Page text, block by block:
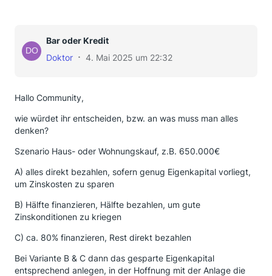
Bar oder Kredit
Doktor
4. Mai 2025 um 22:32
Hallo Community,
wie würdet ihr entscheiden, bzw. an was muss man alles
denken?
Szenario Haus- oder Wohnungskauf, z.B. 650.000€
A) alles direkt bezahlen, sofern genug Eigenkapital vorliegt,
um Zinskosten zu sparen
B) Hälfte finanzieren, Hälfte bezahlen, um gute
Zinskonditionen zu kriegen
C) ca. 80% finanzieren, Rest direkt bezahlen
Bei Variante B & C dann das gesparte Eigenkapital
entsprechend anlegen, in der Hoffnung mit der Anlage die